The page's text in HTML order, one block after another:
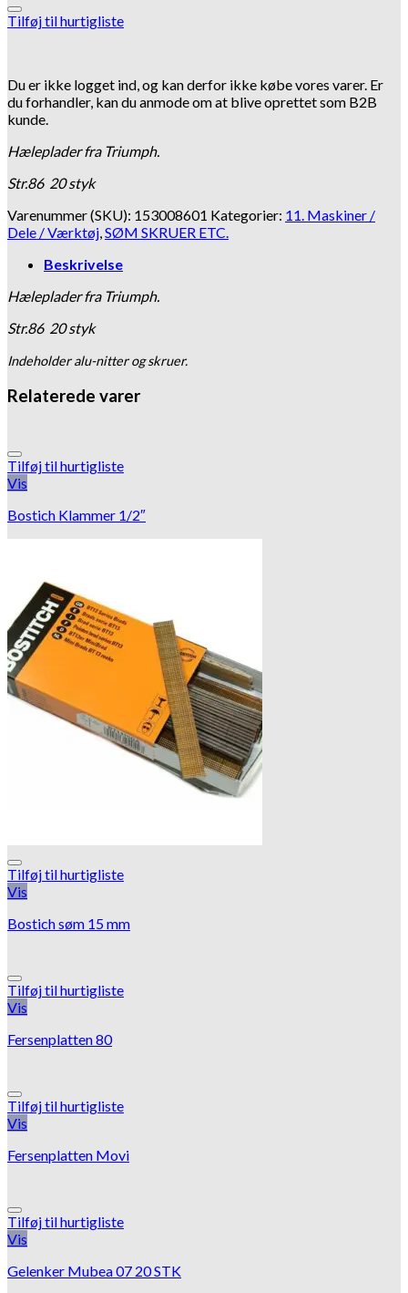
Tilføj til hurtigliste
Du er ikke logget ind, og kan derfor ikke købe vores varer. Er
du forhandler, kan du anmode om at blive oprettet som B2B
kunde.
Hæleplader fra Triumph.
Str.86 20 styk
Varenummer (SKU): 153008601 Kategorier: 11. Maskiner /
Dele / Værktøj,SØM SKRUER ETC.
Beskrivelse
Hæleplader fra Triumph.
Str.86 20 styk
Indeholder alu-nitter og skruer.
Relaterede varer
Tilføj til hurtigliste
Vis
Bostich Klammer 1/2″
Tilføj til hurtigliste
Vis
Bostich søm 15 mm
Tilføj til hurtigliste
Vis
Fersenplatten 80
Tilføj til hurtigliste
Vis
Fersenplatten Movi
Tilføj til hurtigliste
Vis
Gelenker Mubea 07 20 STK